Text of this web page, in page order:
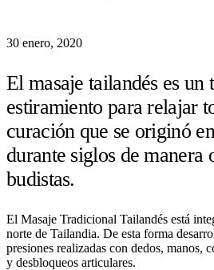
30 enero, 2020
El masaje tailandés es
estiramiento para relajar
curación que se originó
durante siglos de
budistas.
El Masaje Tradicional Tailandés está
norte de Tailandia. De esta forma
presiones realizadas con dedos, manos,
y desbloqueos articulares.